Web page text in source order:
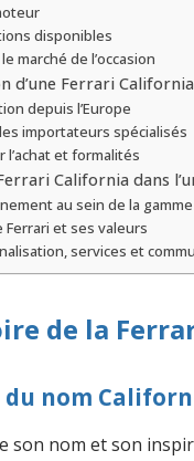
disponibles
marché de l’occasion
d’une Ferrari California
depuis l’Europe
importateurs spécialisés
et formalités
California dans
au sein de la gamme
Ferrari et ses valeurs
services et
de la
nom
son nom et son